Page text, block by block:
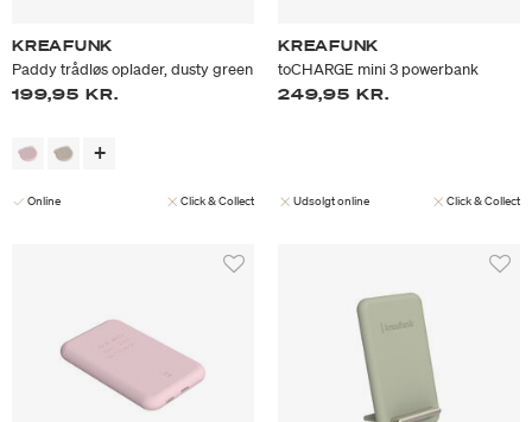
KREAFUNK
Paddy trådløs oplader, dusty green
199,95 KR.
Online Click & Collect
KREAFUNK
toCHARGE mini 3 powerbank
249,95 KR.
Udsolgt online Click & Collect